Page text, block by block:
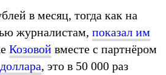
в месяц, тогда как на
журналистам, показал им
Козовой вместе с партнёром
, это в 50 000 раз